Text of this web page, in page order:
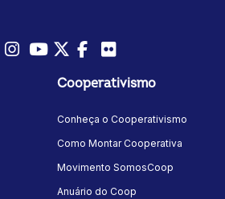
Instagram
YoutubeTwitter/X
Facebook
Cooperativismo
Conheça o Cooperativismo
Como Montar Cooperativa
Movimento SomosCoop
Anuário do Coop